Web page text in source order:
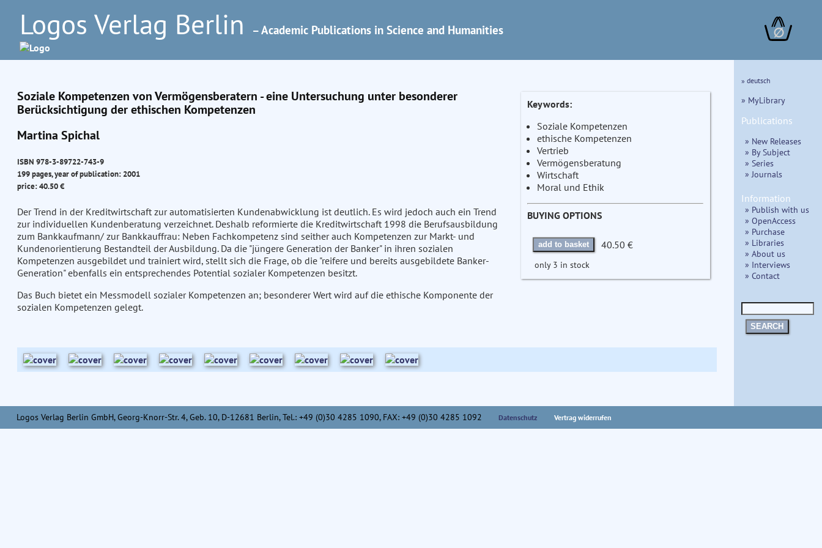
Logos Verlag Berlin – Academic Publications in Science and Humanities ∅
Soziale Kompetenzen von Vermögensberatern - eine Untersuchung unter besonderer
Berücksichtigung der ethischen Kompetenzen
Martina Spichal
ISBN 978-3-89722-743-9
199 pages, year of publication: 2001
price: 40.50 €
Der Trend in der Kreditwirtschaft zur automatisierten Kundenabwicklung ist deutlich. Es wird jedoch auch ein Trend
zur individuellen Kundenberatung verzeichnet. Deshalb reformierte die Kreditwirtschaft 1998 die Berufsausbildung
zum Bankkaufmann/ zur Bankkauffrau: Neben Fachkompetenz sind seither auch Kompetenzen zur Markt- und
Kundenorientierung Bestandteil der Ausbildung. Da die "jüngere Generation der Banker" in ihren sozialen
Kompetenzen ausgebildet und trainiert wird, stellt sich die Frage, ob die "reifere und bereits ausgebildete Banker-
Generation" ebenfalls ein entsprechendes Potential sozialer Kompetenzen besitzt.
Das Buch bietet ein Messmodell sozialer Kompetenzen an; besonderer Wert wird auf die ethische Komponente der
sozialen Kompetenzen gelegt.
Keywords:
Soziale Kompetenzen
ethische Kompetenzen
Vertrieb
Vermögensberatung
Wirtschaft
Moral und Ethik
BUYING OPTIONS
add to basket 40.50 €
only 3 in stock
» deutsch
» MyLibrary
Publications
» New Releases
» By Subject
» Series
» Journals
Information
» Publish with us
» OpenAccess
» Purchase
» Libraries
» About us
» Interviews
» Contact
SEARCH
Logos Verlag Berlin GmbH, Georg-Knorr-Str. 4, Geb. 10, D-12681 Berlin, Tel.: +49 (0)30 4285 1090, FAX: +49 (0)30 4285 1092 Datenschutz Vertrag widerrufen